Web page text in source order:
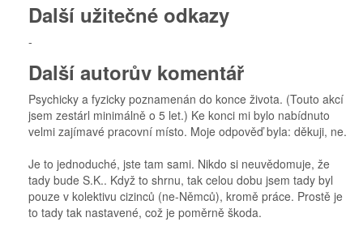
Další užitečné odkazy
-
Další autorův komentář
Psychicky a fyzicky poznamenán do konce života. (Touto akcí
jsem zestárl minimálně o 5 let.) Ke konci mi bylo nabídnuto
velmi zajímavé pracovní místo. Moje odpověď byla: děkuji, ne.
Je to jednoduché, jste tam sami. Nikdo si neuvědomuje, že
tady bude S.K.. Když to shrnu, tak celou dobu jsem tady byl
pouze v kolektivu cizinců (ne-Němců), kromě práce. Prostě je
to tady tak nastavené, což je poměrně škoda.